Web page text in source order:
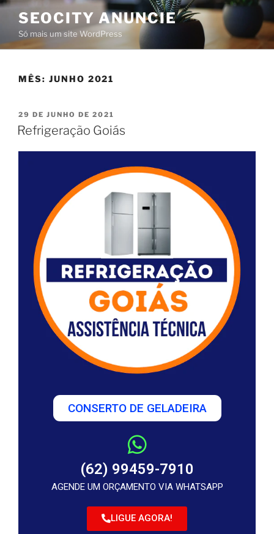
SEOCITY ANUNCIE
Só mais um site WordPress
MÊS: JUNHO 2021
29 DE JUNHO DE 2021
Refrigeração Goiás
CONSERTO DE GELADEIRA
(62) 99459-7910
AGENDE UM ORÇAMENTO VIA WHATSAPP
LIGUE AGORA!